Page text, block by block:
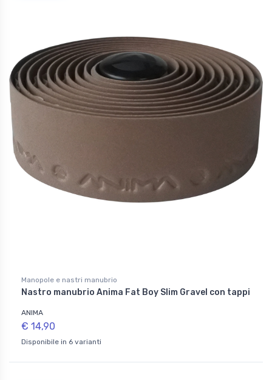
Manopole e nastri manubrio
Nastro manubrio Anima Fat Boy Slim Gravel con tappi
ANIMA
€ 14,90
Disponibile in 6 varianti